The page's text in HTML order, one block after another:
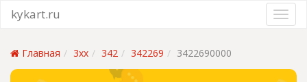
kykart.ru
Главная 3xx 342 342269 3422690000